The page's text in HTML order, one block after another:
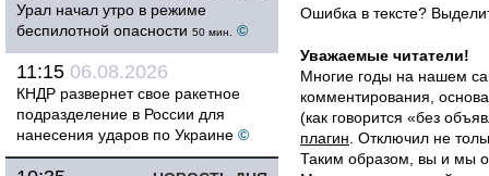
Урал начал утро в режиме
беспилотной опасности 50 мин. ©
11:15 06.08.2026
КНДР развернет свое ракетное
подразделение в России для
нанесения ударов по Украине ©
Ошибка в тексте?
Уважаемые читатели!
Многие годы на нашем
комментирования,
(как говорится «без
плагин . Отключил не
Таким образом, вы и мы